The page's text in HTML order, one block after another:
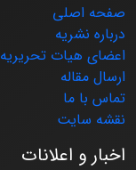
صفحه اصلی
درباره نشریه
اعضای هیات تحریریه
ارسال مقاله
تماس با ما
نقشه سایت
اخبار و اعلانات